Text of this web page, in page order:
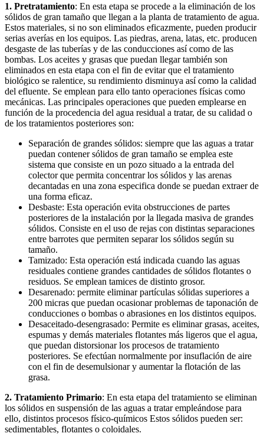
1. Pretratamiento: En esta etapa se procede a la eliminación de los
sólidos de gran tamaño que llegan a la planta de tratamiento de agua.
Estos materiales, si no son eliminados eficazmente, pueden producir
serias averías en los equipos. Las piedras, arena, latas, etc. producen
desgaste de las tuberías y de las conducciones así como de las
bombas. Los aceites y grasas que puedan llegar también son
eliminados en esta etapa con el fin de evitar que el tratamiento
biológico se ralentice, su rendimiento disminuya así como la calidad
del efluente. Se emplean para ello tanto operaciones físicas como
mecánicas. Las principales operaciones que pueden emplearse en
función de la procedencia del agua residual a tratar, de su calidad o
de los tratamientos posteriores son:
Separación de grandes sólidos: siempre que las aguas a tratar
puedan contener sólidos de gran tamaño se emplea este
sistema que consiste en un pozo situado a la entrada del
colector que permita concentrar los sólidos y las arenas
decantadas en una zona especifica donde se puedan extraer de
una forma eficaz.
Desbaste: Esta operación evita obstrucciones de partes
posteriores de la instalación por la llegada masiva de grandes
sólidos. Consiste en el uso de rejas con distintas separaciones
entre barrotes que permiten separar los sólidos según su
tamaño.
Tamizado: Esta operación está indicada cuando las aguas
residuales contiene grandes cantidades de sólidos flotantes o
residuos. Se emplean tamices de distinto grosor.
Desarenado: permite eliminar partículas sólidas superiores a
200 micras que puedan ocasionar problemas de taponación de
conducciones o bombas o abrasiones en los distintos equipos.
Desaceitado-desengrasado: Permite es eliminar grasas, aceites,
espumas y demás materiales flotantes más ligeros que el agua,
que puedan distorsionar los procesos de tratamiento
posteriores. Se efectúan normalmente por insuflación de aire
con el fin de desemulsionar y aumentar la flotación de las
grasa.
2. Tratamiento Primario: En esta etapa del tratamiento se eliminan
los sólidos en suspensión de las aguas a tratar empleándose para
ello, distintos procesos físico-químicos Estos sólidos pueden ser:
sedimentables, flotantes o coloidales.